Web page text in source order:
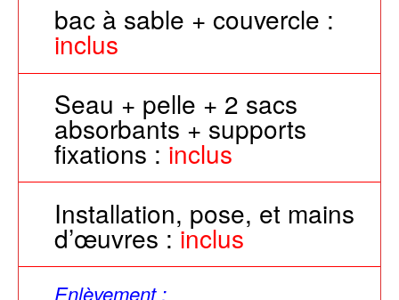
bac à sable + couvercle :
inclus
Seau + pelle + 2 sacs
absorbants + supports
fixations : inclus
Installation, pose, et mains
d’œuvres :inclus
Enlèvement :